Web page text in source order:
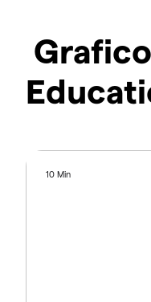
10 Min